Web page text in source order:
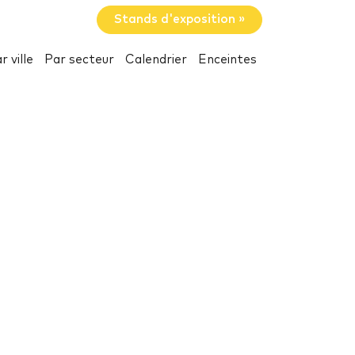
Stands d'exposition »
ville Par secteur Calendrier Enceintes